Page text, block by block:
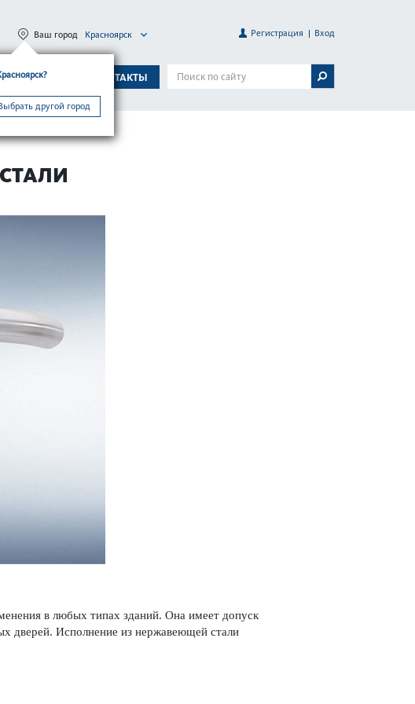
КОНТАКТЫ
другой город
Ваш город Красноярск Регистрация Вход
в любых типах зданий. Она имеет допуск
дверей. Исполнение из нерж­а­в­еющей стали